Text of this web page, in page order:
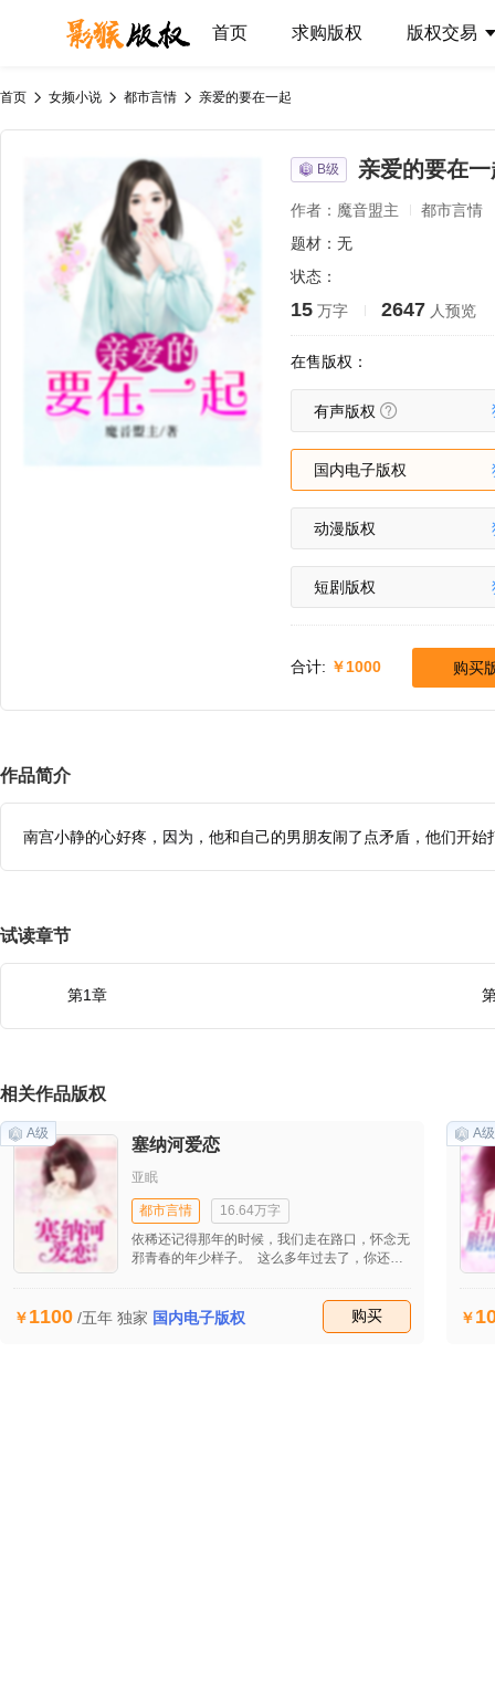
首页 求购版权 版权交易
首页 女频小说 都市言情 亲爱的要在一起
B级 亲爱的要在
作者：魔音盟主
都市言情
题材：无
状态：
15 万字 2647 人预览
在售版权：
有声版权
国内电子版权
动漫版权
短剧版权
合计: 1000 购买
作品简介
南宫小静的心好疼，因为，他和自己的男朋友闹了点矛盾，他们开始
试读章节
第1章
相关作品版权
A级
塞纳河爱恋
亚眠
都市言情
16.64万字
依稀还记得那年的时候，我们走在路口，怀念无
邪青春的年少样子。 这么多年过去了，你还是
无人欣赏也就了无生趣。 怀念，那些无知的幸
1100 /五年 独家 国内电子版权 购买
A级